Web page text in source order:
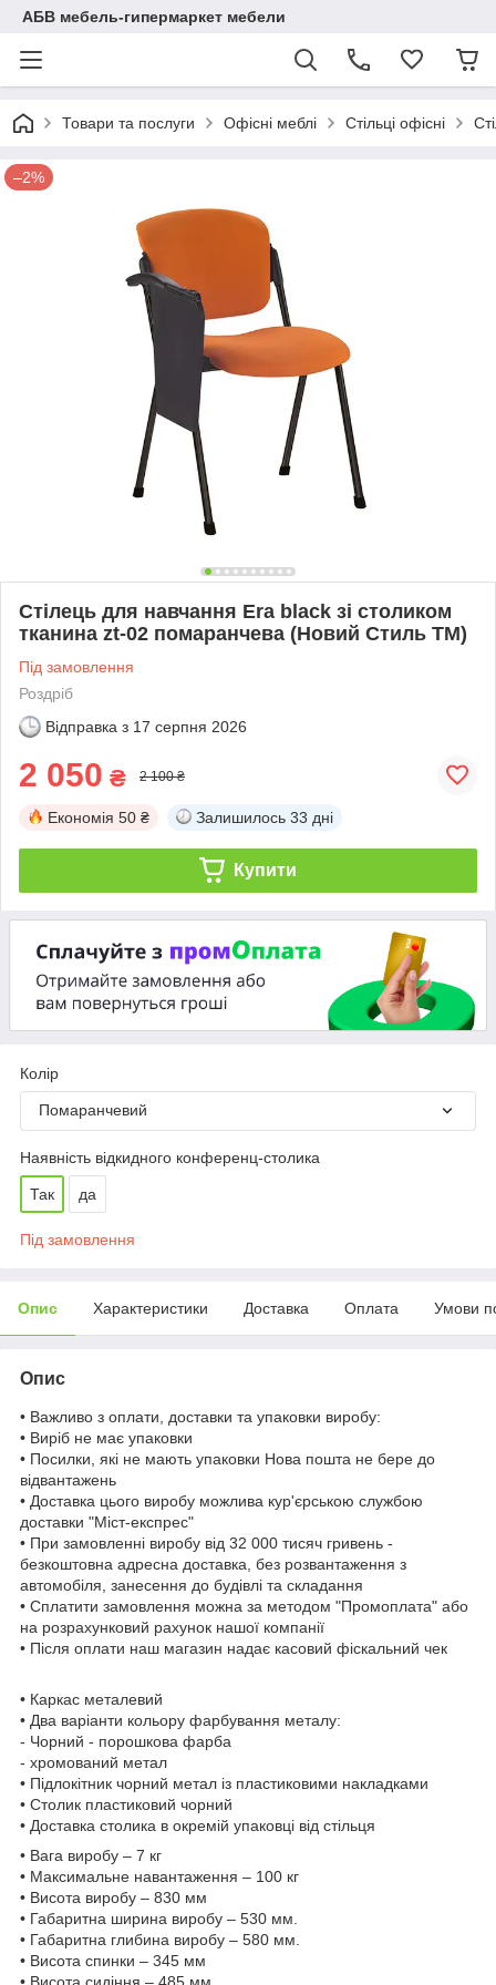
АБВ мебель-гипермаркет мебели
Товари та послуги Офісні меблі Стільці офісні
–2%
Стілець для навчання Era black зі столиком
тканина zt-02 помаранчева (Новий Стиль ТМ)
Під замовлення
Роздріб
Відправка з 17 серпня 2026
2 050 ₴ 2 100 ₴
Економія 50 ₴ Залишилось 33 дні
Купити
Колір
Помаранчевий
Наявність відкидного конференц-столика
Так да
Під замовлення
Опис Характеристики Доставка Оплата Умови
Опис
• Важливо з оплати, доставки та упаковки виробу:
• Виріб не має упаковки
• Посилки, які не мають упаковки Нова пошта не бере до
відвантажень
• Доставка цього виробу можлива кур'єрською службою
доставки "Міст-експрес"
• При замовленні виробу від 32 000 тисяч гривень -
безкоштовна адресна доставка, без розвантаження з
автомобіля, занесення до будівлі та складання
• Сплатити замовлення можна за методом "Промоплата" або
на розрахунковий рахунок нашої компанії
• Після оплати наш магазин надає касовий фіскальний чек
• Каркас металевий
• Два варіанти кольору фарбування металу:
- Чорний - порошкова фарба
- хромований метал
• Підлокітник чорний метал із пластиковими накладками
• Столик пластиковий чорний
• Доставка столика в окремій упаковці від стільця
• Вага виробу – 7 кг
• Максимальне навантаження – 100 кг
• Висота виробу – 830 мм
• Габаритна ширина виробу – 530 мм.
• Габаритна глибина виробу – 580 мм.
• Висота спинки – 345 мм